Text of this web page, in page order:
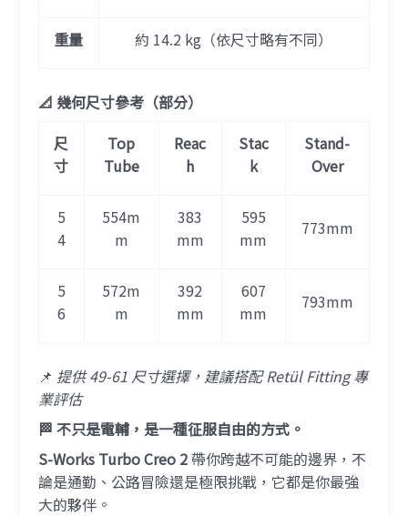
重量 約 14.2 kg（依尺寸略有不同）
📐 幾何尺寸參考（部分）
尺
寸
Top
Tube
Reac
h
Stac
k
Stand-
Over
5
4
554m
m
383
mm
595
mm
773mm
5
6
572m
m
392
mm
607
mm
793mm
📌 提供 49-61 尺寸選擇，建議搭配 Retül Fitting 專
業評估
🏁 不只是電輔，是一種征服自由的方式。
S-Works Turbo Creo 2帶你跨越不可能的邊界，不
論是通勤、公路冒險還是極限挑戰，它都是你最強
大的夥伴。